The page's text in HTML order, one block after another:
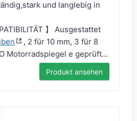
und langlebig in
】 Ausgestattet
, 2 für 10 mm, 3 für 8
Motorradspiegel e geprüft...
Produkt ansehen